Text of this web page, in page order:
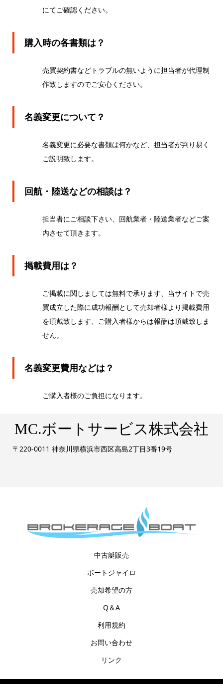
にてご確認ください。
購入時の各書類は？
売買契約書などトラブルの無いように担当者が代理制
作致しますのでご安心ください。
名義変更について？
名義変更に必要な書類は何かなど、担当者が判り易く
ご説明致します。
回航・陸送などの相談は？
担当者にご相談下さい、回航業者・陸送業者などご案
内させて頂きます。
掲載費用は？
ご掲載に関しましては無料で承ります、当サイトで売
買成立した際に成功報酬として売却者様より掲載費用
を頂戴致します、ご購入者様からは報酬は頂戴致しま
せん。
名義変更費用などは？
ご購入者様のご負担になります。
MC.ボートサービス株式会社
〒220-0011 神奈川県横浜市西区高島2丁目3番19号
中古艇販売
ボートジャイロ
売却希望の方
Q＆A
利用規約
お問い合わせ
リンク